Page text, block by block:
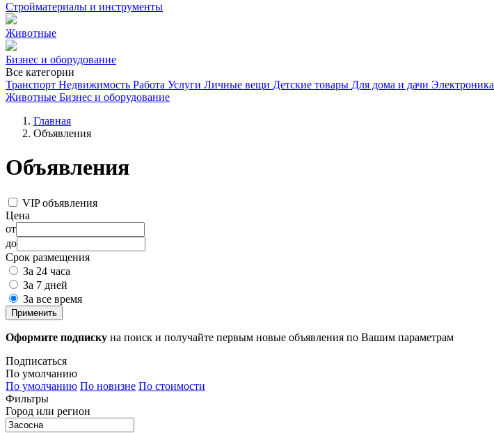
Стройматериалы и инструменты
Животные
Бизнес и оборудование
Все категории
Транспорт Недвижимость Работа Услуги Личные вещи Детские товары Для дома и дачи Электроника
Животные Бизнес и оборудование
Главная
Объявления
Объявления
VIP объявления
Цена
от
до
Срок размещения
За 24 часа
За 7 дней
За все время
Применить
Оформите подписку на поиск и получайте первым новые объявления по Вашим параметрам
Подписаться
По умолчанию
По умолчанию По новизне По стоимости
Фильтры
Город или регион